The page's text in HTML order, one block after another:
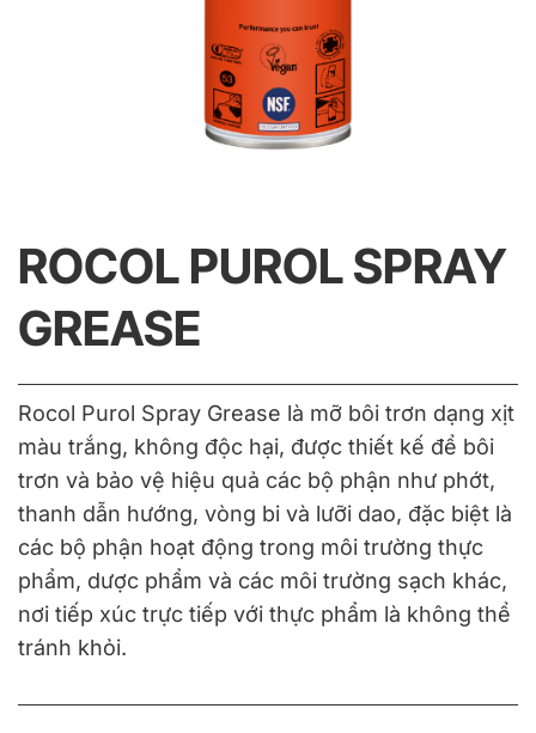
ROCOL PUROL SPRAY
GREASE
Rocol Purol Spray Grease là mỡ bôi trơn dạng xịt
màu trắng, không độc hại, được thiết kế để bôi
trơn và bảo vệ hiệu quả các bộ phận như phớt,
thanh dẫn hướng, vòng bi và lưỡi dao, đặc biệt là
các bộ phận hoạt động trong môi trường thực
phẩm, dược phẩm và các môi trường sạch khác,
nơi tiếp xúc trực tiếp với thực phẩm là không thể
tránh khỏi.